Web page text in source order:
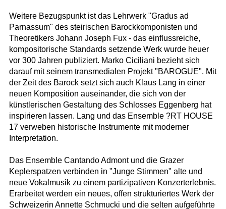
Weitere Bezugspunkt ist das Lehrwerk "Gradus ad
Parnassum" des steirischen Barockkomponisten und
Theoretikers Johann Joseph Fux - das einflussreiche,
kompositorische Standards setzende Werk wurde heuer
vor 300 Jahren publiziert. Marko Ciciliani bezieht sich
darauf mit seinem transmedialen Projekt "BAROGUE". Mit
der Zeit des Barock setzt sich auch Klaus Lang in einer
neuen Komposition auseinander, die sich von der
künstlerischen Gestaltung des Schlosses Eggenberg hat
inspirieren lassen. Lang und das Ensemble ?RT HOUSE
17 verweben historische Instrumente mit moderner
Interpretation.
Das Ensemble Cantando Admont und die Grazer
Keplerspatzen verbinden in "Junge Stimmen" alte und
neue Vokalmusik zu einem partizipativen Konzerterlebnis.
Erarbeitet werden ein neues, offen strukturiertes Werk der
Schweizerin Annette Schmucki und die selten aufgeführte